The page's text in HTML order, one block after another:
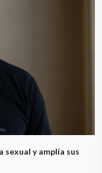
y amplía sus